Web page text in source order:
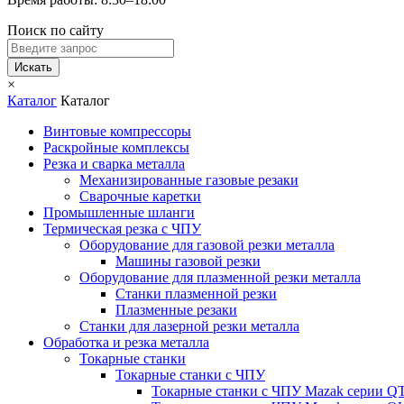
Поиск по сайту
Искать
×
Каталог Каталог
Винтовые компрессоры
Раскройные комплексы
Резка и сварка металла
Механизированные газовые резаки
Сварочные каретки
Промышленные шланги
Термическая резка с ЧПУ
Оборудование для газовой резки металла
Машины газовой резки
Оборудование для плазменной резки металла
Станки плазменной резки
Плазменные резаки
Станки для лазерной резки металла
Обработка и резка металла
Токарные станки
Токарные станки с ЧПУ
Токарные станки с ЧПУ Mazak серии